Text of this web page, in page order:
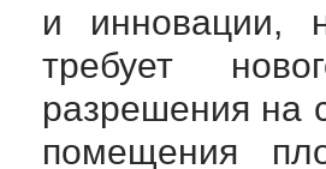
и инновации,
требует
разрешения на
помещения